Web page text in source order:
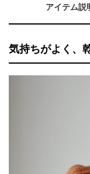
アイテム説
気持ちがよく、